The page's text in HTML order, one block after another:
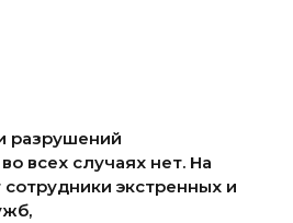
разрушений
всех случаях нет. На
экстренных и